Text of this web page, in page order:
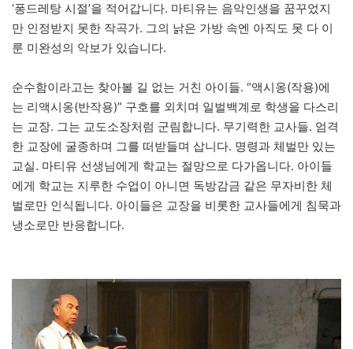
‘퐁드레탕 시절’을 적어갑니다. 마티유는 음악인생을 꿈꾸었지
만 인정받지 못한 작곡가. 그의 낡은 가방 속엔 아직도 못 다 이
룬 미완성의 악보가 있습니다.
순수함이라고는 찾아볼 길 없는 거친 아이들. “액시옹(작용)에
는 리액시옹(반작용)” 구호를 외치며 일벌백계로 학생을 다스리
는 교장. 그는 교도소장처럼 군림합니다. 무기력한 교사들. 엄격
한 교장에 굴종하며 그를 떠받들며 삽니다. 명령과 체벌만 있는
교실. 마티유 선생님에게 학교는 절망으로 다가옵니다. 아이들
에게 학교는 지루한 수업이 아니면 독방감금 같은 무자비한 체
벌로만 인식됩니다. 아이들은 교장을 비롯한 교사들에게 침묵과
냉소로만 반응합니다.